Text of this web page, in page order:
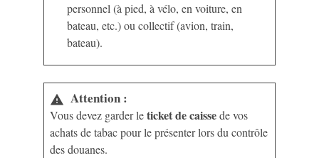
personnel (à pied, à vélo, en voiture, en
bateau, etc.) ou collectif (avion, train,
bateau).
warning Attention :
Vous devez garder leticket de caissede vos
achats de tabac pour le présenter lors du contrôle
des douanes.